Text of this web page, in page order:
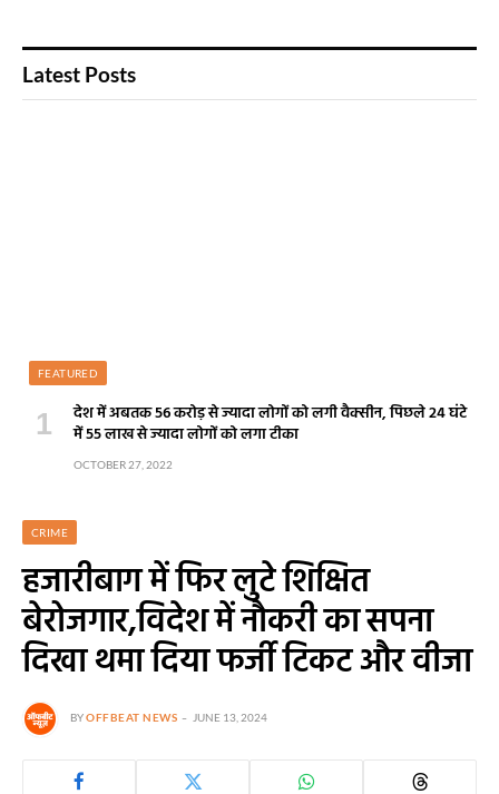
Latest Posts
FEATURED
देश में अबतक 56 करोड़ से ज्यादा लोगों को लगी वैक्सीन, पिछले 24 घंटे
में 55 लाख से ज्यादा लोगों को लगा टीका
OCTOBER 27, 2022
CRIME
हजारीबाग में फिर लुटे शिक्षित
बेरोजगार,विदेश में नौकरी का सपना
दिखा थमा दिया फर्जी टिकट और वीजा
BYOFFBEAT NEWS JUNE 13, 2024